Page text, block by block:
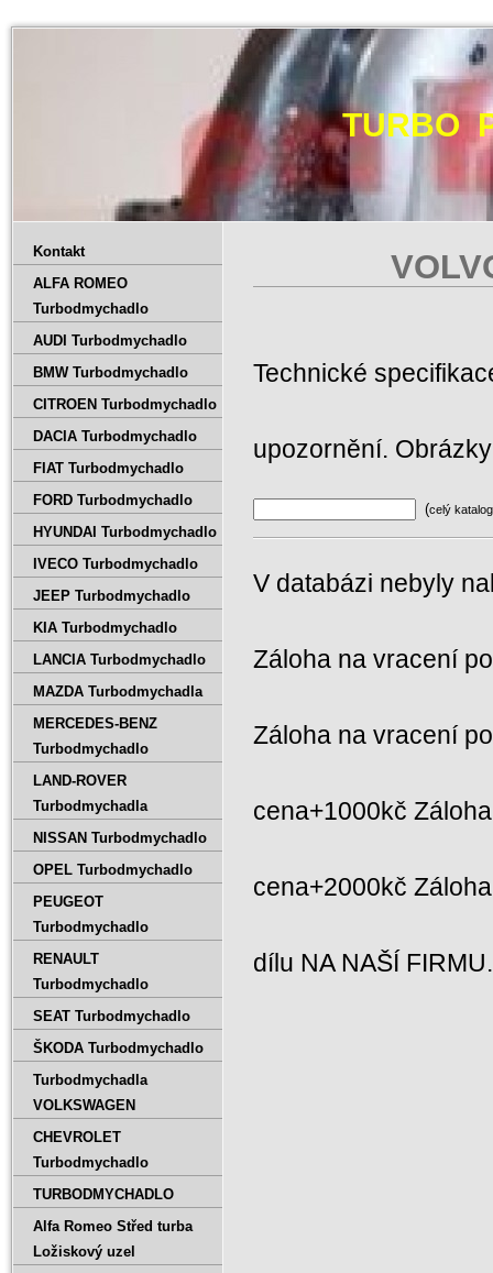
TURBO
Technické
upozornění.
(celý katalog
V databázi nebyly
Záloha na vracení
Záloha na vracení
cena+1000kč
cena+2000kč
dílu NA NAŠÍ
Kontakt
ALFA ROMEO
Turbodmychadlo
AUDI Turbodmychadlo
BMW Turbodmychadlo
CITROEN Turbodmychadlo
DACIA Turbodmychadlo
FIAT Turbodmychadlo
FORD Turbodmychadlo
HYUNDAI Turbodmychadlo
IVECO Turbodmychadlo
JEEP Turbodmychadlo
KIA Turbodmychadlo
LANCIA Turbodmychadlo
MAZDA Turbodmychadla
MERCEDES-BENZ
Turbodmychadlo
LAND-ROVER
Turbodmychadla
NISSAN Turbodmychadlo
OPEL Turbodmychadlo
PEUGEOT
Turbodmychadlo
RENAULT
Turbodmychadlo
SEAT Turbodmychadlo
ŠKODA Turbodmychadlo
Turbodmychadla
VOLKSWAGEN
CHEVROLET
Turbodmychadlo
TURBODMYCHADLO
Alfa Romeo Střed turba
Ložiskový uzel